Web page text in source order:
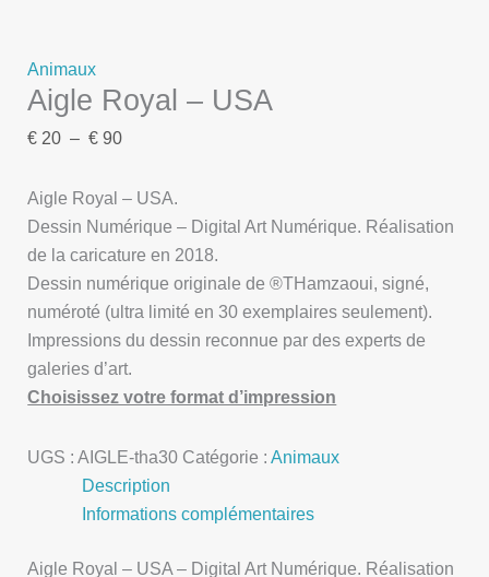
Animaux
Aigle Royal – USA
€ 20 – € 90
Aigle Royal – USA.
Dessin Numérique – Digital Art Numérique. Réalisation
de la caricature en 2018.
Dessin numérique originale de ®THamzaoui, signé,
numéroté (ultra limité en 30 exemplaires seulement).
Impressions du dessin reconnue par des experts de
galeries d’art.
Choisissez votre format d’impression
UGS : AIGLE-tha30 Catégorie : Animaux
Description
Informations complémentaires
Aigle Royal – USA – Digital Art Numérique. Réalisation